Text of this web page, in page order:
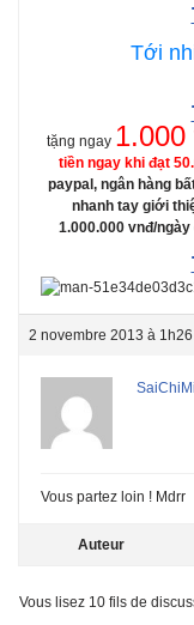
Tới
tặng ngay 1.000
tiền ngay khi đạt
paypal, ngân hàng
nhanh tay giới
1.000.000 vnđ/
2 novembre 2013 à 1h26
Vous partez loin ! Mdrr
Auteur
Vous lisez 10 fils de